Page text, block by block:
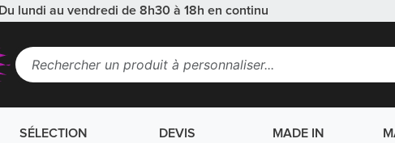
Du lundi au vendredi de 8h30 à 18h en continu
SÉLECTION
DEVIS
MADE IN